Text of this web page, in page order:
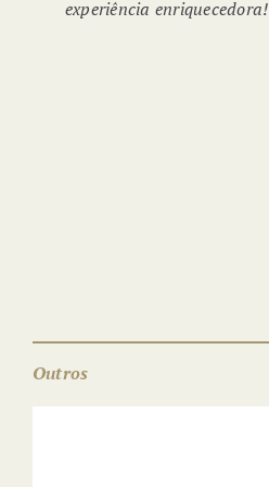
experiência enriquecedora!
Outros